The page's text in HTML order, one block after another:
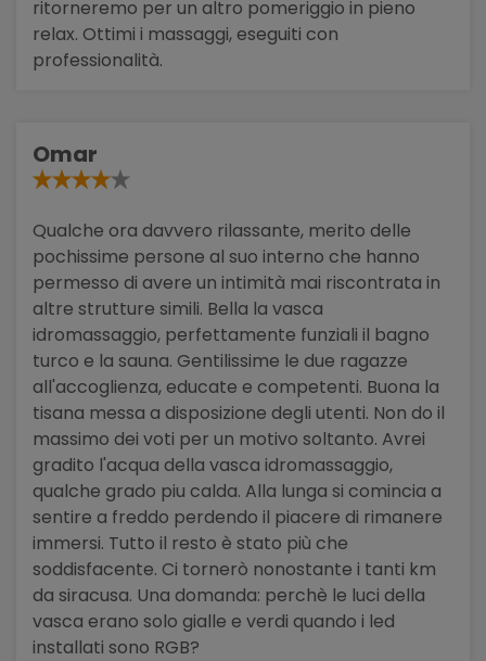
ritorneremo per un altro pomeriggio in pieno
relax. Ottimi i massaggi, eseguiti con
professionalità.
Omar
Qualche ora davvero rilassante, merito delle
pochissime persone al suo interno che hanno
permesso di avere un intimità mai riscontrata in
altre strutture simili. Bella la vasca
idromassaggio, perfettamente funziali il bagno
turco e la sauna. Gentilissime le due ragazze
all'accoglienza, educate e competenti. Buona la
tisana messa a disposizione degli utenti. Non do il
massimo dei voti per un motivo soltanto. Avrei
gradito l'acqua della vasca idromassaggio,
qualche grado piu calda. Alla lunga si comincia a
sentire a freddo perdendo il piacere di rimanere
immersi. Tutto il resto è stato più che
soddisfacente. Ci tornerò nonostante i tanti km
da siracusa. Una domanda: perchè le luci della
vasca erano solo gialle e verdi quando i led
installati sono RGB?